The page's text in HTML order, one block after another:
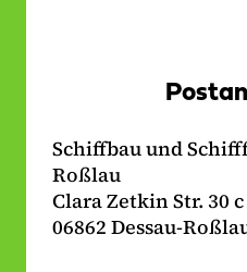
Schiffbau und
Roßlau
Clara Zetkin Str. 30 c
06862 Dessau-